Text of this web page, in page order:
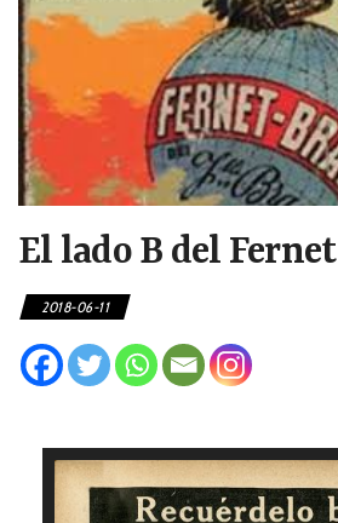
El lado B del Fernet
2018-06-11